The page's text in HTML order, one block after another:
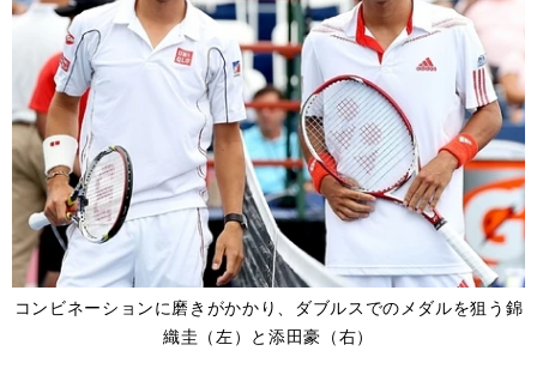
コンビネーションに磨きがかかり、ダブルスでのメダルを狙う錦
織圭（左）と添田豪（右）